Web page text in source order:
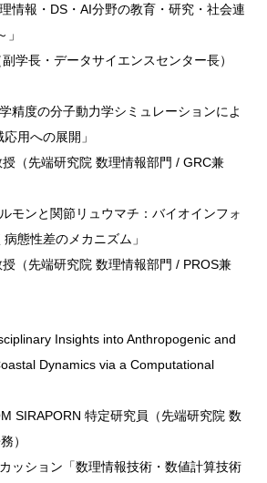
情報・DS・AI分野の教育・研究・社会連
・データサイエンスセンター長）
度の分子動力学シミュレーションによ
用への展開」
先端研究院 数理情報部門 / GRC兼
モンと関節リュウマチ：バイオインフォ
態性差のメカニズム」
先端研究院 数理情報部門 / PROS兼
Insights into Anthropogenic and
Dynamics via a Computational
特定研究員（先端研究院 数
）
ッション「数理情報技術・数値計算技術